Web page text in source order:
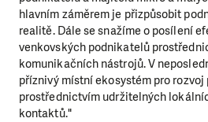
hlavním záměrem je přizpůsobit
realitě. Dále se snažíme o posílení
venkovských podnikatelů
komunikačních nástrojů. V
příznivý místní ekosystém pro
prostřednictvím udržitelných
kontaktů."